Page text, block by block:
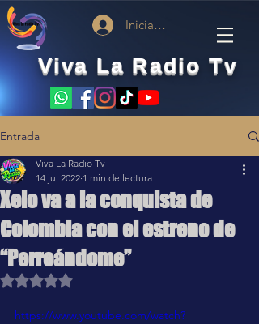
Viva La Radio Tv
Iniciar sesión
Entrada
Xelo va a la conquista de
Colombia con el estreno de
“Perreándome”
Viva La Radio Tv
14 jul 2022 1 min de lectura
Obtuvo NaN de 5 estrellas.
https://www.youtube.com/watch?